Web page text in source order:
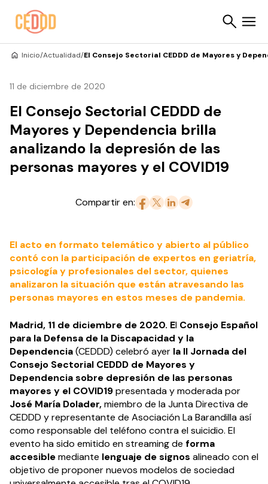
Inicio/Actualidad/El Consejo Sectorial CEDDD de Mayores y
11 de diciembre de 2020
El Consejo Sectorial CEDDD de
Mayores y Dependencia brilla
analizando la depresión de las
personas mayores y el COVID19
Compartir en:
El acto en formato telemático y abierto al público
contó con la participación de expertos en geriatría,
psicología y profesionales del sector, quienes
analizaron la situación que están atravesando las
personas mayores en estos meses de pandemia.
Madrid, 11 de diciembre de 2020. El Consejo Español
para la Defensa de la Discapacidad y la
Dependencia(CEDDD) celebró ayer la II Jornada del
Consejo Sectorial CEDDD de Mayores y
Dependencia sobre depresión de las personas
mayores y el COVID19presentada y moderada por
José María Dolader,miembro de la Junta Directiva de
CEDDD y representante de Asociación La Barandilla así
como responsable del teléfono contra el suicidio. El
evento ha sido emitido en streaming de forma
accesiblemediante lenguaje de signos alineado con el
objetivo de proponer nuevos modelos de sociedad